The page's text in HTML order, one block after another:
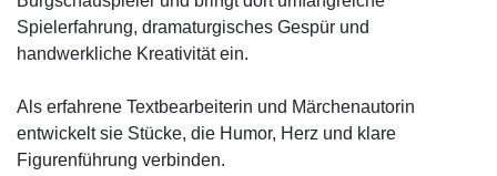
Spielerfahrung, dramaturgisches Gespür und
handwerkliche Kreativität ein.
Als erfahrene Textbearbeiterin und Märchenautorin
entwickelt sie Stücke, die Humor, Herz und klare
Figurenführung verbinden.